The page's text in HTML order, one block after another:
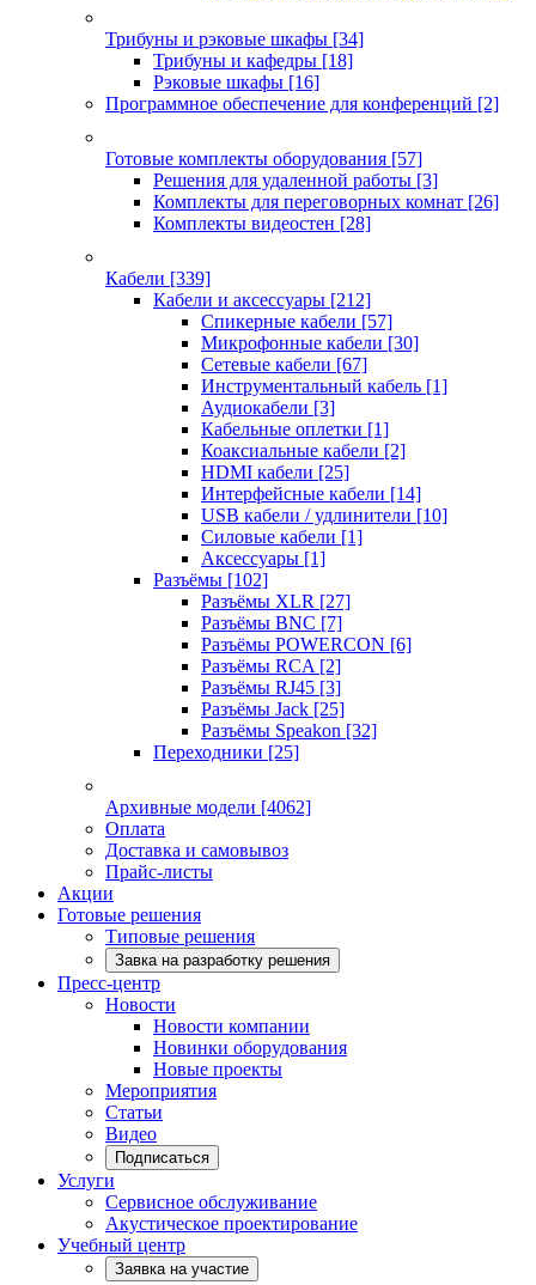
Трибуны и рэковые шкафы [34]
Трибуны и кафедры [18]
Рэковые шкафы [16]
Программное обеспечение для конференций [2]
Готовые комплекты оборудования [57]
Решения для удаленной работы [3]
Комплекты для переговорных комнат [26]
Комплекты видеостен [28]
Кабели [339]
Кабели и аксессуары [212]
Спикерные кабели [57]
Микрофонные кабели [30]
Сетевые кабели [67]
Инструментальный кабель [1]
Аудиокабели [3]
Кабельные оплетки [1]
Коаксиальные кабели [2]
HDMI кабели [25]
Интерфейсные кабели [14]
USB кабели / удлинители [10]
Силовые кабели [1]
Аксессуары [1]
Разъёмы [102]
Разъёмы XLR [27]
Разъёмы BNC [7]
Разъёмы POWERCON [6]
Разъёмы RCA [2]
Разъёмы RJ45 [3]
Разъёмы Jack [25]
Разъёмы Speakon [32]
Переходники [25]
Архивные модели [4062]
Оплата
Доставка и самовывоз
Прайс-листы
Акции
Готовые решения
Типовые решения
Завка на разработку решения
Пресс-центр
Новости
Новости компании
Новинки оборудования
Новые проекты
Мероприятия
Статьи
Видео
Подписаться
Услуги
Сервисное обслуживание
Акустическое проектирование
Учебный центр
Заявка на участие